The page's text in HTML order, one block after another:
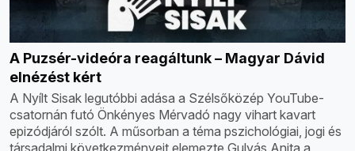
A Puzsér-videóra reagáltunk – Magyar Dávid
elnézést kért
A Nyílt Sisak legutóbbi adása a Szélsőközép YouTube-
csatornán futó Önkényes Mérvadó nagy vihart kavart
epizódjáról szólt. A műsorban a téma pszichológiai, jogi és
társadalmi következményeit elemezte Gulyás Anita a